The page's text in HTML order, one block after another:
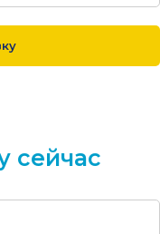
сейчас